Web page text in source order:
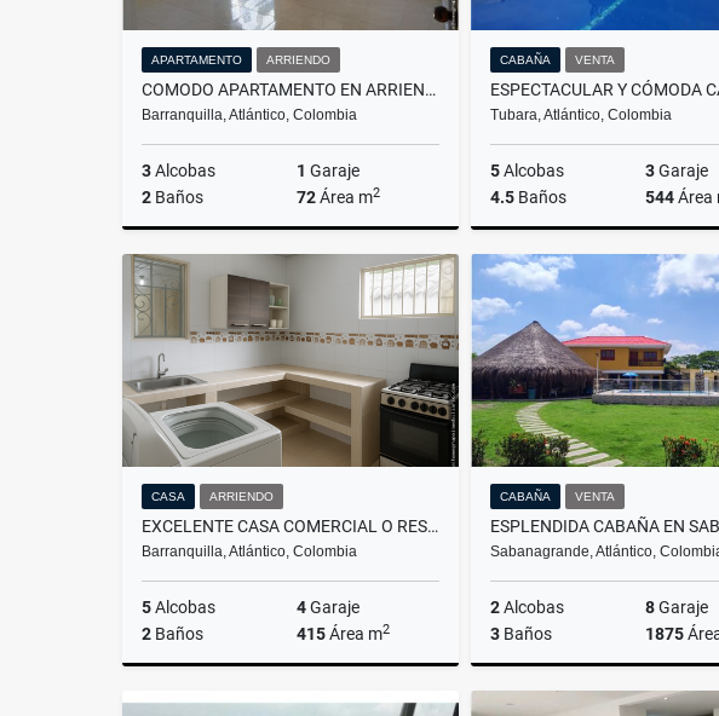
APARTAMENTO ARRIENDO
COMODO APARTAMENTO EN ARRIENDO VILLA CAROLINA
Barranquilla, Atlántico, Colombia
3Alcobas 1 Garaje
2 Baños 72Área m2
Arriendo
$2.100.000
CABAÑA VENTA
Tubara, Atlántico, Colombia
5Alcobas 3Garaje
4.5 Baños 544Área
CASA ARRIENDO
EXCELENTE CASA COMERCIAL O RESIDENCIAL EN BARRIO CHIQUINQUIRA
Barranquilla, Atlántico, Colombia
5Alcobas 4Garaje
2 Baños 415Área m2
Arriendo
CABAÑA VENTA
Sabanagrande, Atlántico,
2Alcobas 8Garaje
3 Baños 1875